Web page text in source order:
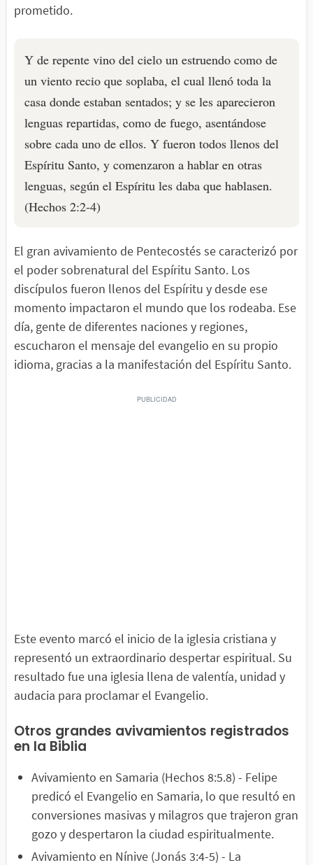
prometido.
Y de repente vino del cielo un estruendo como de
un viento recio que soplaba, el cual llenó toda la
casa donde estaban sentados; y se les aparecieron
lenguas repartidas, como de fuego, asentándose
sobre cada uno de ellos. Y fueron todos llenos del
Espíritu Santo, y comenzaron a hablar en otras
lenguas, según el Espíritu les daba que hablasen.
(Hechos 2:2-4)
El gran avivamiento de Pentecostés se caracterizó por
el poder sobrenatural del Espíritu Santo. Los
discípulos fueron llenos del Espíritu y desde ese
momento impactaron el mundo que los rodeaba. Ese
día, gente de diferentes naciones y regiones,
escucharon el mensaje del evangelio en su propio
idioma, gracias a la manifestación del Espíritu Santo.
Este evento marcó el inicio de la iglesia cristiana y
representó un extraordinario despertar espiritual. Su
resultado fue una iglesia llena de valentía, unidad y
audacia para proclamar el Evangelio.
Otros grandes avivamientos registrados
en la Biblia
Avivamiento en Samaria (Hechos 8:5.8) - Felipe
predicó el Evangelio en Samaria, lo que resultó en
conversiones masivas y milagros que trajeron gran
gozo y despertaron la ciudad espiritualmente.
Avivamiento en Nínive (Jonás 3:4-5) - La